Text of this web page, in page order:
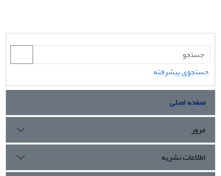
جستجوی پیشرفته
صفحه اصلی
مرور
اطلاعات نشریه